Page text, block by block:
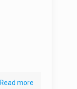
Read more